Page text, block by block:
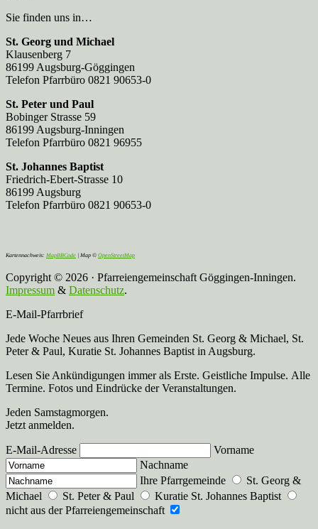
Sie finden uns in…
St. Georg und Michael
Klausenberg 7
86199 Augsburg-Göggingen
Telefon Pfarrbüro 0821 90653-0
St. Peter und Paul
Bobinger Strasse 59
86199 Augsburg-Inningen
Telefon Pfarrbüro 0821 96955
St. Johannes Baptist
Friedrich-Ebert-Strasse 10
86199 Augsburg
Telefon Pfarrbüro 0821 90653-0
Kartennachweis: MapBBCode | Map © OpenStreetMap
Copyright © 2026 · Pfarreiengemeinschaft Göggingen-Inningen.
Impressum & Datenschutz.
E-Mail-Pfarrbrief
Jede Woche Neues aus Ihren Gemeinden St. Georg & Michael, St.
Peter & Paul, Kuratie St. Johannes Baptist in Augsburg.
Lesen Sie Ankündigungen immer als Erste. Geistliche Impulse. Alle
Termine. Fotos und Eindrücke der Veranstaltungen.
Jeden Samstagmorgen.
Jetzt anmelden.
E-Mail-Adresse
Vorname
Nachname
Ihre Pfarrgemeinde
St. Georg &
Michael
St. Peter & Paul
Kuratie St. Johannes Baptist
nicht aus der Pfarreiengemeinschaft